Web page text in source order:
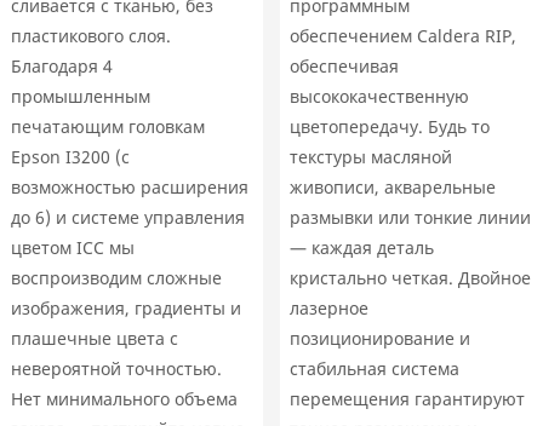
сливается с тканью, без
пластикового слоя.
Благодаря 4
промышленным
печатающим головкам
Epson I3200 (с
возможностью расширения
до 6) и системе управления
цветом ICC мы
воспроизводим сложные
изображения, градиенты и
плашечные цвета с
невероятной точностью.
Нет минимального объема
программным
обеспечением Caldera RIP,
обеспечивая
высококачественную
цветопередачу. Будь то
текстуры масляной
живописи, акварельные
размывки или тонкие линии
— каждая деталь
кристально четкая. Двойное
лазерное
позиционирование и
стабильная система
перемещения гарантируют